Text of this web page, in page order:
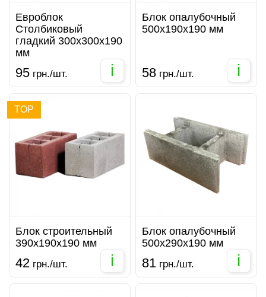
Евроблок
Столбиковый
гладкий 300х300х190
мм
95 грн./шт. i
Блок опалубочный
500х190х190 мм
58 грн./шт. i
TOP
Блок строительный
390х190х190 мм
42 грн./шт. i
Блок опалубочный
500х290х190 мм
81 грн./шт. i